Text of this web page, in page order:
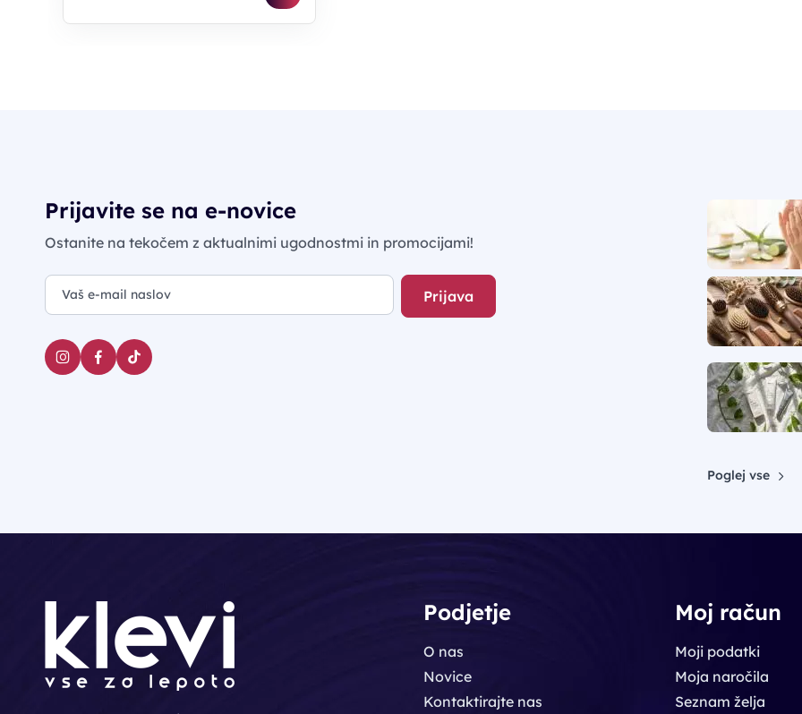
Prijavite se na e-novice
Ostanite na tekočem z aktualnimi ugodnostmi in promocijami!
Prijava
Poglej vse
Podjetje
O nas
Novice
Kontaktirajte nas
Moj račun
Moji podatki
Moja naročila
Seznam želja